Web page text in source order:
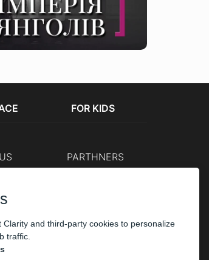
FOR KIDS
PARTHNERS
and third-party cookies to personalize
traffic.